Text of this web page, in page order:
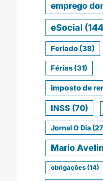
emprego
eSocial
Feriado(38)
Férias(31)
imposto de
INSS(70)
Jornal O Dia
Mario
obrigações(14)